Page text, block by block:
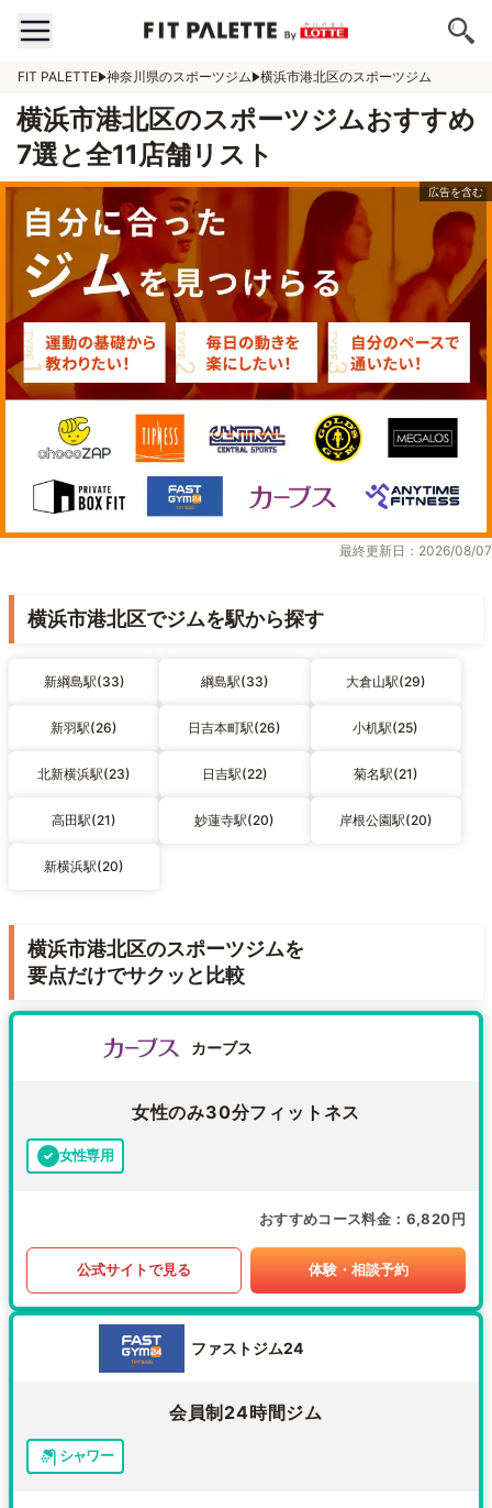
FIT PALETTE 神奈川県のスポーツジム 横浜市港北区のスポーツジム
横浜市港北区のスポーツジムおすすめ
7選と全11店舗リスト
最終更新日：2026/08/07
横浜市港北区でジムを駅から探す
新綱島駅(33) 綱島駅(33) 大倉山駅(29)
新羽駅(26) 日吉本町駅(26) 小机駅(25)
北新横浜駅(23) 日吉駅(22) 菊名駅(21)
高田駅(21) 妙蓮寺駅(20) 岸根公園駅(20)
新横浜駅(20)
横浜市港北区のスポーツジムを
要点だけでサクッと比較
カーブス
女性のみ30分フィットネス
女性専用
おすすめコース料金 6,820円
公式サイトで見る 体験・相談予約
ファストジム24
会員制24時間ジム
シャワー